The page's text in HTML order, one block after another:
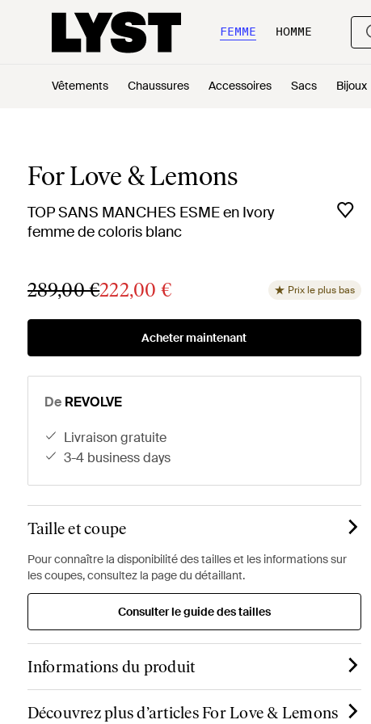
FEMME HOMME
Vêtements Chaussures Accessoires Sacs Bijoux
For Love & Lemons
TOP SANS MANCHES ESME en Ivory
femme de coloris blanc
289,00 €222,00 € Prix le plus bas
Acheter maintenant
De REVOLVE
livraison gratuite
3-4 business days
Taille et coupe
Pour connaître la disponibilité des tailles et les informations sur
les coupes, consultez la page du détaillant.
Consulter le guide des tailles
Informations du produit
Découvrez plus d’articles For Love & Lemons